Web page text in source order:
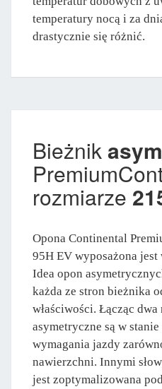
temperatury nocą i za
drastycznie się różnić.
Bieżnik
rozmiarze
Opona Continental
95H EV wyposażona
Idea opon
każda ze stron bieżnika
właściwości. Łącząc
asymetryczne są w
wymagania jazdy
nawierzchni. Innymi
jest zoptymalizowana